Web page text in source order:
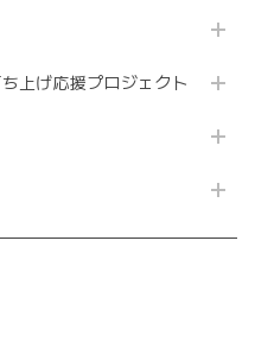
上げ応援プロジェクト